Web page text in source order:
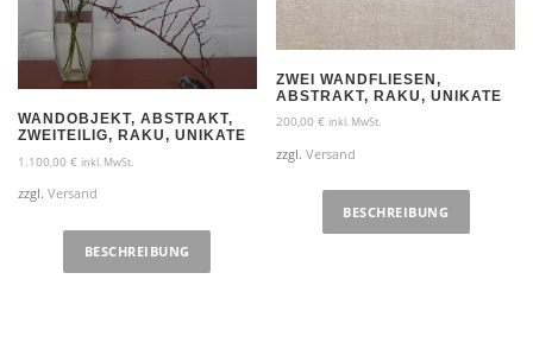
WANDOBJEKT, ABSTRAKT,
ZWEITEILIG, RAKU, UNIKATE
1.100,00 € inkl. MwSt.
zzgl. Versand
BESCHREIBUNG
ZWEI WANDFLIESEN,
ABSTRAKT, RAKU, UNIKATE
200,00€ inkl. MwSt.
zzgl.Versand
BESCHREIBUNG